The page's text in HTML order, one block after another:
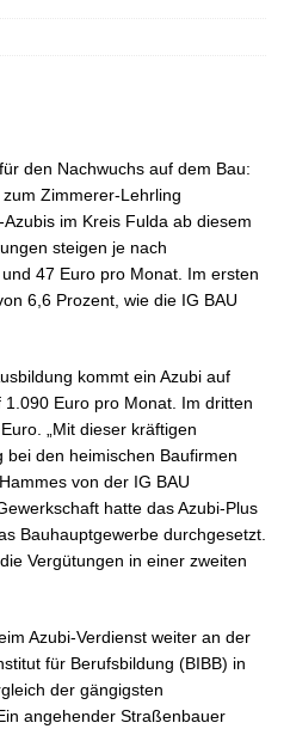
den Nachwuchs auf dem Bau:
Zimmerer-Lehrling
im Kreis Fulda ab diesem
steigen je nach
47 Euro pro Monat. Im ersten
6,6 Prozent, wie die IG BAU
kommt ein Azubi auf
Euro pro Monat. Im dritten
„Mit dieser kräftigen
bei den heimischen Baufirmen
von der IG BAU
hatte das Azubi-Plus
Bauhauptgewerbe durchgesetzt.
Vergütungen in einer zweiten
Azubi-Verdienst weiter an der
für Berufsbildung (BIBB) in
der gängigsten
angehender Straßenbauer